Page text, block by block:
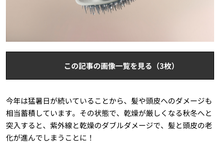
この記事の画像一覧を見る（3枚）
今年は猛暑日が続いていることから、髪や頭皮へのダメージも
相当蓄積しています。その状態で、乾燥が厳しくなる秋冬へと
突入すると、紫外線と乾燥のダブルダメージで、髪と頭皮の老
化が進んでしまうことに！